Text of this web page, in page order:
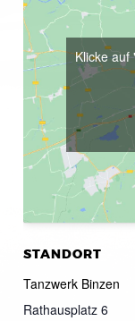
STANDORT
Tanzwerk Binzen
Rathausplatz 6
Klicke auf